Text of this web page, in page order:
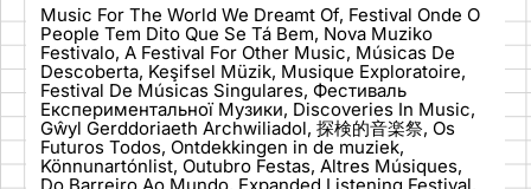
Music For The World We Dreamt Of, Festival Onde O
People Tem Dito Que Se Tá Bem, Nova Muziko
Festivalo, A Festival For Other Music, Músicas De
Descoberta, Keşifsel Müzik, Musique Exploratoire,
Festival De Músicas Singulares, Фестиваль
Експериментальної Музики, Discoveries In Music,
Gŵyl Gerddoriaeth Archwiliadol, 探検的音楽祭, Os
Futuros Todos, Ontdekkingen in de muziek,
Könnunartónlist, Outubro Festas, Altres Músiques,